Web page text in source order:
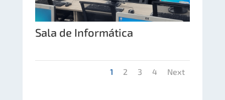
Sala de Informática
1 2 3 4 Next